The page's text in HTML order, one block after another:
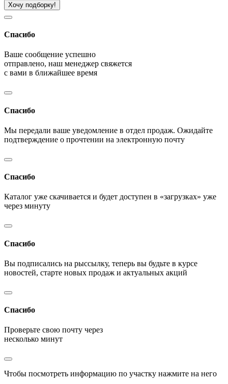
Хочу подборку!
Спасибо
Ваше сообщение успешно
отправлено, наш менеджер свяжется
с вами в ближайшее время
Спасибо
Мы передали ваше уведомление в отдел продаж. Ожидайте
подтверждение о прочтении на электронную почту
Спасибо
Каталог уже скачивается и будет доступен в «загрузках» уже
через минуту
Спасибо
Вы подписались на рыссылку, теперь вы будьте в курсе
новостей, старте новых продаж и актуальных акций
Спасибо
Проверьте свою почту через
несколько минут
Чтобы посмотреть информацию по участку нажмите на него